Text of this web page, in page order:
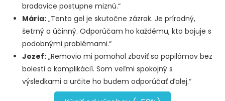
bradavice postupne miznú.“
Mária: „Tento gel je skutočne zázrak. Je prírodný,
šetrný a účinný. Odporúčam ho každému, kto bojuje s
podobnými problémami.“
Jozef: „Removio mi pomohol zbaviť sa papilómov bez
bolesti a komplikácií. Som veľmi spokojný s
výsledkami a určite ho budem odporúčať ďalej.“